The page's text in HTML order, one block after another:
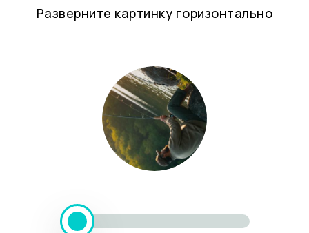
Разверните картинку горизонтально